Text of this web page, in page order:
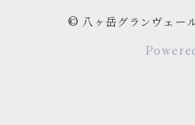
© 八ヶ岳グランヴェー